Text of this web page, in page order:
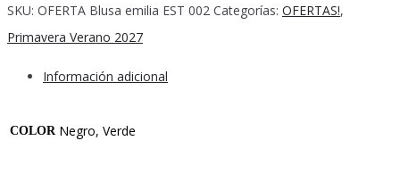
SKU: OFERTA Blusa emilia EST 002 Categorías: OFERTAS!,
Primavera Verano 2027
Información adicional
COLOR Negro, Verde